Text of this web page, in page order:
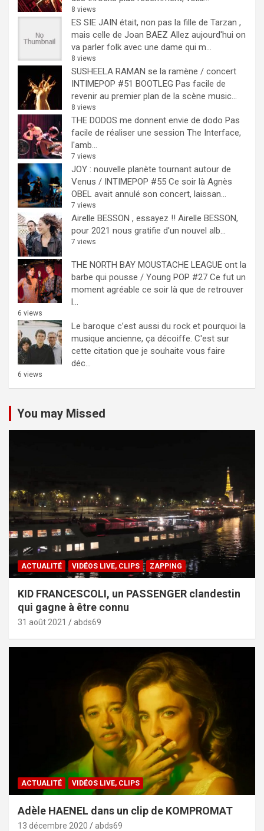
8 views
ES SIE JAIN était, non pas la fille de Tarzan ,
mais celle de Joan BAEZ Allez aujourd'hui on
va parler folk avec une dame qui m...
8 views
SUSHEELA RAMAN se la ramène / concert
INTIMEPOP #51 BOOTLEG Pas facile de
revenir au premier plan de la scène music...
8 views
THE DODOS me donnent envie de dodo Pas
facile de réaliser une session The Interface,
l'amb...
7 views
JOY : nouvelle planète tournant autour de
Venus / INTIMEPOP #55 Ce soir là Agnès
OBEL avait annulé son concert, laissan...
7 views
Airelle BESSON , essayez !! Airelle BESSON,
pour 2021 nous gratifie d'un nouvel alb...
7 views
THE NORTH BAY MOUSTACHE LEAGUE ont la
barbe qui pousse / Young POP #27 Ce fut un
moment agréable ce soir là que de retrouver
l...
6 views
Le baroque c’est aussi du rock et pourquoi la
musique ancienne, ça décoiffe. C'est sur
cette citation que je souhaite vous faire
déc...
6 views
You may Missed
ACTUALITÉ VIDÉOS LIVE, CLIPS ZAPPING
KID FRANCESCOLI, un PASSENGER clandestin
qui gagne à être connu
31 août 2021 abds69
ACTUALITÉ VIDÉOS LIVE, CLIPS
Adèle HAENEL dans un clip de KOMPROMAT
13 décembre 2020 abds69